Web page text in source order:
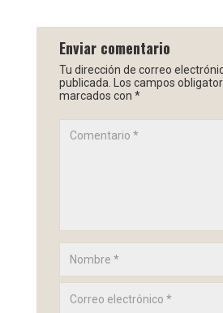
Enviar comentario
Tu dirección de correo
publicada.
Los campos
marcados con *